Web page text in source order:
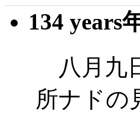
134 years
八月九
所ナド